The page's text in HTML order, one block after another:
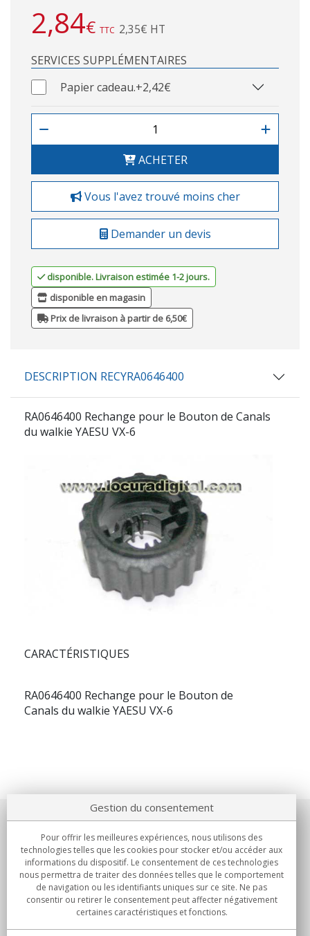
2,84€ TTC 2,35€ HT
SERVICES SUPPLÉMENTAIRES
Papier cadeau.+2,42€
ACHETER
Vous l'avez trouvé moins cher
Demander un devis
disponible. Livraison estimée 1-2 jours.
disponible en magasin
Prix de livraison à partir de 6,50€
DESCRIPTION RECYRA0646400
RA0646400 Rechange pour le Bouton de Canals
du walkie YAESU VX-6
CARACTÉRISTIQUES
RA0646400 Rechange pour le Bouton de
Canals du walkie YAESU VX-6
Notre société
Engagements
Achats
Gestion du consentement
Pour offrir les meilleures expériences, nous utilisons des
technologies telles que les cookies pour stocker et/ou accéder aux
informations du dispositif. Le consentement de ces technologies
nous permettra de traiter des données telles que le comportement
de navigation ou les identifiants uniques sur ce site. Ne pas
consentir ou retirer le consentement peut affecter négativement
certaines caractéristiques et fonctions.